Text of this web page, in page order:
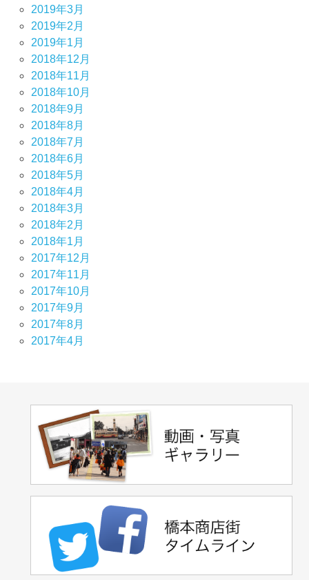
2019年3月
2019年2月
2019年1月
2018年12月
2018年11月
2018年10月
2018年9月
2018年8月
2018年7月
2018年6月
2018年5月
2018年4月
2018年3月
2018年2月
2018年1月
2017年12月
2017年11月
2017年10月
2017年9月
2017年8月
2017年4月